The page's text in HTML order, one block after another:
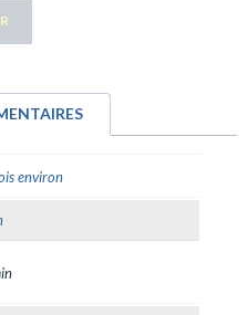
environ